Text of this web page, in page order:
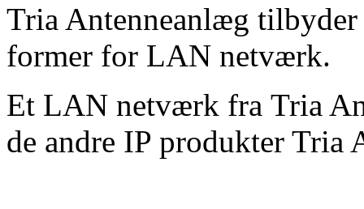
Tria Antenneanlæg tilbyder
former for LAN netværk.
Et LAN netværk fra Tria
de andre IP produkter Tria